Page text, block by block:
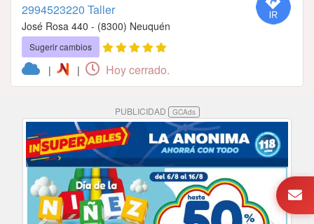
2994523220 Taller
José Rosa 440 - (8300) Neuquén
Sugerir cambios
| | Hoy cerrado.
PUBLICIDAD GCAds